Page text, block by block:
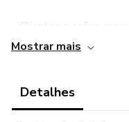
– Clientes e ações
Um mimo simples,
Mostrar mais
Detalhes